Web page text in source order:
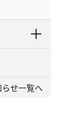
せ一覧へ